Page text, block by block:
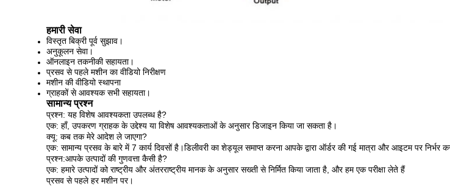
हमारी सेवा
विस्तृत बिक्री पूर्व सुझाव।
अनुकूलन सेवा।
ऑनलाइन तकनीकी सहायता।
प्रसव से पहले मशीन का वीडियो निरीक्षण
मशीन की वीडियो स्थापना
ग्राहकों से आवश्यक सभी सहायता।
सामान्य प्रश्न
प्रश्न: यह विशेष आवश्यकता उपलब्ध है?
एक: हाँ, उपकरण ग्राहक के उद्देश्य या विशेष आवश्यकताओं के अनुसार डिजाइन किया जा सकता है।
क्यू: कब तक मेरे आदेश ले जाएगा?
एक: सामान्य प्रसव के बारे में 7 कार्य दिवसों है।डिलीवरी का शेड्यूल समाप्त करना आपके द्वारा ऑर्डर की गई मात्रा और आइटम पर निर्भर
प्रश्न:आपके उत्पादों की गुणवत्ता कैसी है?
एक: हमारे उत्पादों को राष्ट्रीय और अंतरराष्ट्रीय मानक के अनुसार सख्ती से निर्मित किया जाता है, और हम एक परीक्षा लेते हैं
प्रसव से पहले हर मशीन पर।